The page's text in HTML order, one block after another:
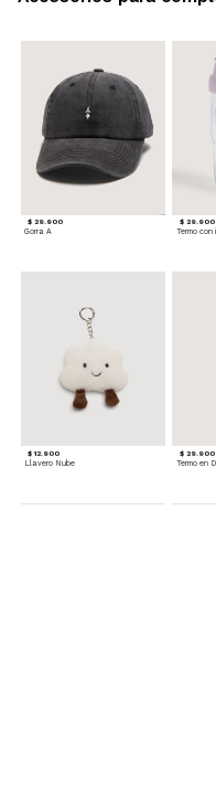
$ 29.900
Gorra A
$ 29.900
Termo con
$ 12.900
Llavero Nube
$ 29.900
Termo en